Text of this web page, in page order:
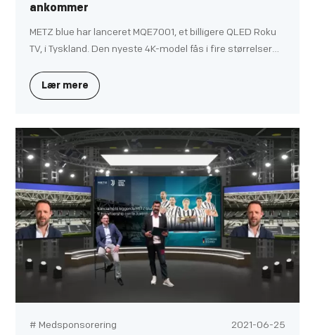
ankommer
METZ blue har lanceret MQE7001, et billigere QLED Roku
TV, i Tyskland. Den nyeste 4K-model fås i fire størrelser
HDR10+. Andre funktioner inkluderer integrationer med
forskellige smart home-platforme, Apple AirPlay 2 og
Lær mere
# Medsponsorering 2021-06-25